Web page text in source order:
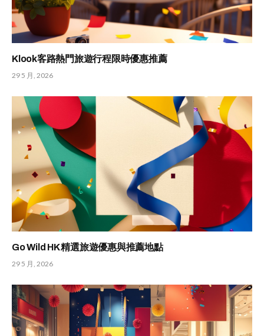
Klook客路熱門旅遊行程限時優惠推薦
29 5 月, 2026
Go Wild HK 精選旅遊優惠與推薦地點
29 5 月, 2026